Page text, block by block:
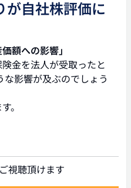
が自社株評価に
額への影響」
金を法人が受取ったと
な影響が及ぶのでしょう
。
視聴頂けます